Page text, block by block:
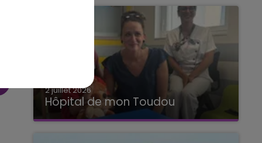
2 juillet 2026
Hôpital de mon Toudou
Hôpital de mon Toudou